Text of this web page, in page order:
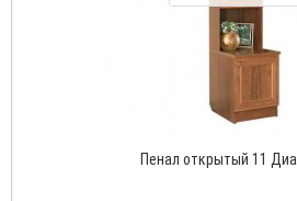
Пенал открытый 11